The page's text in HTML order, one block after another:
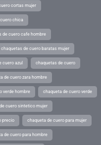
cortas mujer
chica
de cuero cafe hombre
chaquetas de cuero baratas mujer
cuero azul chaquetas de cuero
de cuero zara hombre
verde hombre chaqueta de cuero verde
cuero sintetico mujer
precio chaqueta de cuero para mujer
de cuero para hombre